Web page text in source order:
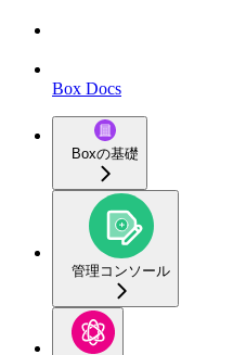
Box Docs
Boxの基礎
管理コンソール